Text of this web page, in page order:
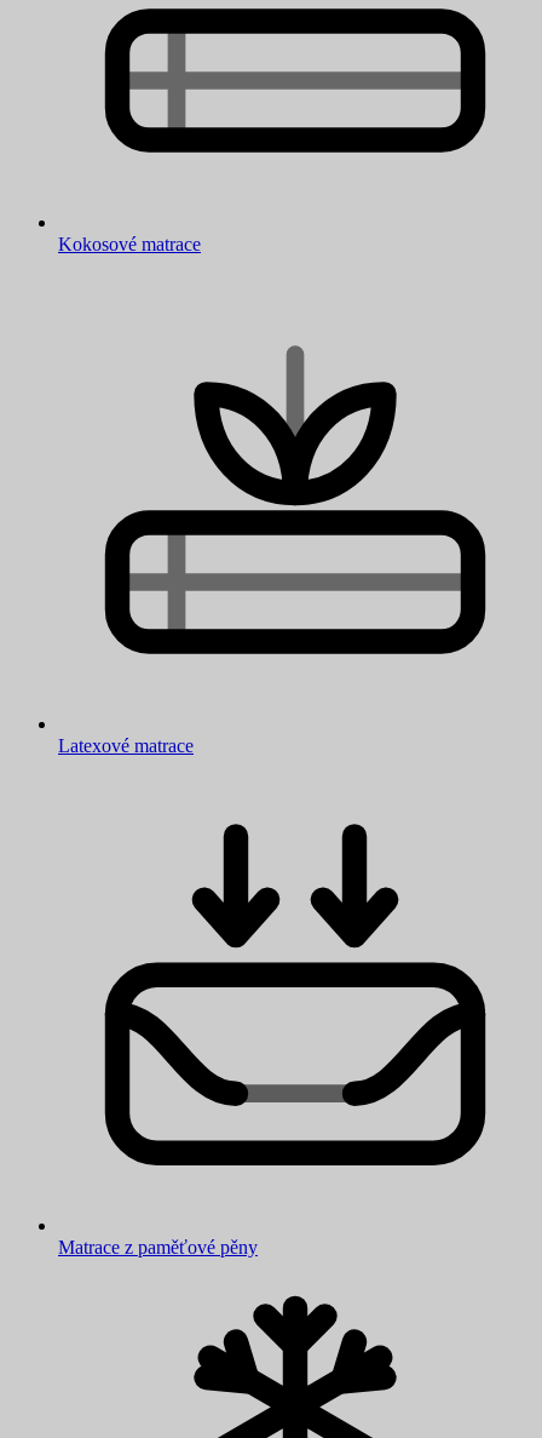
Kokosové matrace
Latexové matrace
Matrace z paměťové pěny